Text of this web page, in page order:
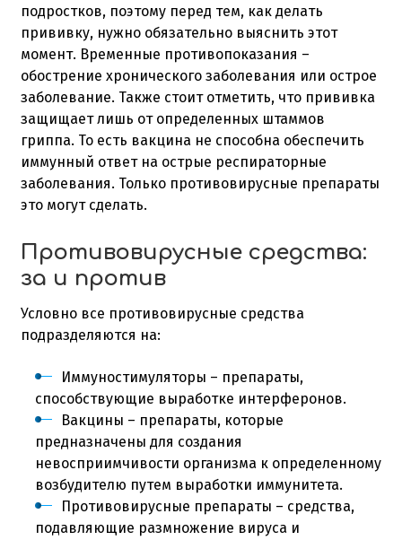
подростков, поэтому перед тем, как делать
прививку, нужно обязательно выяснить этот
момент. Временные противопоказания –
обострение хронического заболевания или острое
заболевание. Также стоит отметить, что прививка
защищает лишь от определенных штаммов
гриппа. То есть вакцина не способна обеспечить
иммунный ответ на острые респираторные
заболевания. Только противовирусные препараты
это могут сделать.
Противовирусные средства:
за и против
Условно все противовирусные средства
подразделяются на:
Иммуностимуляторы – препараты,
способствующие выработке интерферонов.
Вакцины – препараты, которые
предназначены для создания
невосприимчивости организма к определенному
возбудителю путем выработки иммунитета.
Противовирусные препараты – средства,
подавляющие размножение вируса и